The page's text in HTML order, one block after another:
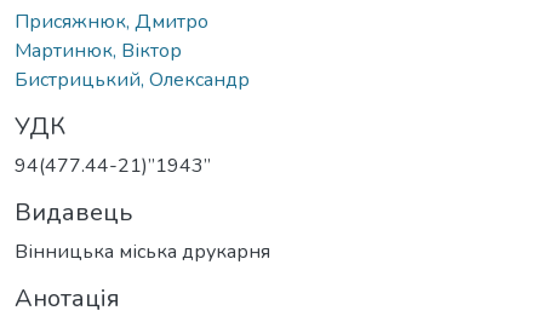
Присяжнюк, Дмитро
Мартинюк, Віктор
Бистрицький, Олександр
УДК
94(477.44-21)”1943”
Видавець
Вінницька міська друкарня
Анотація